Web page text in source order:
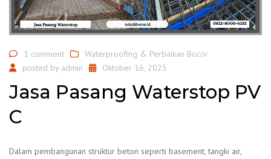
1 comment
Waterproofing & Perbaikan Bocor
posted by admin Oktober 16, 2025
Jasa Pasang Waterstop PV
C
Dalam pembangunan struktur beton seperti basement, tangki air,